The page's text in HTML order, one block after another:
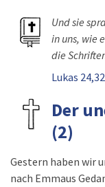
Und sie
in uns, wie
die
Lukas 24,32
Der
(2)
Gestern haben wir
nach Emmaus